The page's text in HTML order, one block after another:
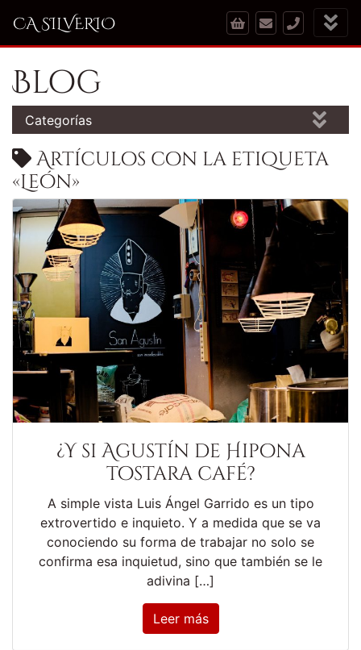
CA SILVERIO
Blog
Categorías
Artículos con la etiqueta
«León»
¿Y si Agustín de Hipona
tostara café?
A simple vista Luis Ángel Garrido es un tipo
extrovertido e inquieto. Y a medida que se va
conociendo su forma de trabajar no solo se
confirma esa inquietud, sino que también se le
adivina […]
Leer más